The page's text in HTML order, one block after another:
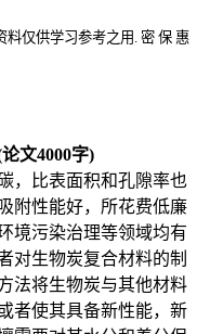
料仅供学习参考之用. 密 保 惠
文4000字)
，比表面积和孔隙率也
附性能好，所花费低廉
境污染治理等领域均有
对生物炭复合材料的制
法将生物炭与其他材料
者使其具备新性能，新